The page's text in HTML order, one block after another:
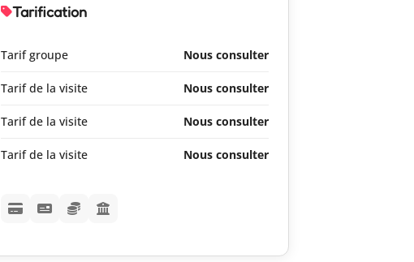
Tarification
Tarif groupe Nous consulter
Tarif de la visite Nous consulter
Tarif de la visite Nous consulter
Tarif de la visite Nous consulter